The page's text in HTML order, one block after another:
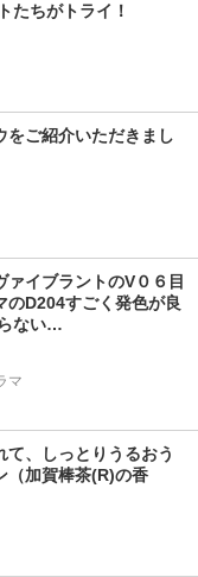
たちがトライ！
をご紹介いただきまし
イブラントのV０６目
D204すごく発色が良
ない…
マ
、しっとりうるおう
（加賀棒茶(R)の香